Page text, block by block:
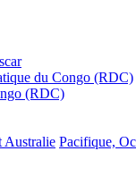
du Congo (RDC)
(RDC)
Australie Pacifique,